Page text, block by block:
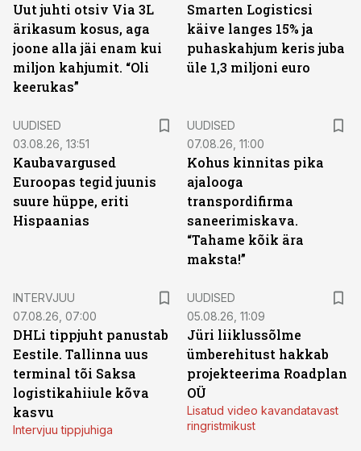
Uut juhti otsiv Via 3L
ärikasum kosus, aga
joone alla jäi enam kui
miljon kahjumit. “Oli
keerukas”
Smarten Logisticsi
käive langes 15% ja
puhaskahjum keris juba
üle 1,3 miljoni euro
UUDISED
03.08.26, 13:51
Kaubavargused
Euroopas tegid juunis
suure hüppe, eriti
Hispaanias
UUDISED
07.08.26, 11:00
Kohus kinnitas pika
ajalooga
transpordifirma
saneerimiskava.
“Tahame kõik ära
maksta!”
INTERVJUU
07.08.26, 07:00
DHLi tippjuht panustab
Eestile. Tallinna uus
terminal tõi Saksa
logistikahiiule kõva
kasvu
Intervjuu tippjuhiga
UUDISED
05.08.26, 11:09
Jüri liiklussõlme
ümberehitust hakkab
projekteerima Roadplan
OÜ
Lisatud video kavandatavast
ringristmikust